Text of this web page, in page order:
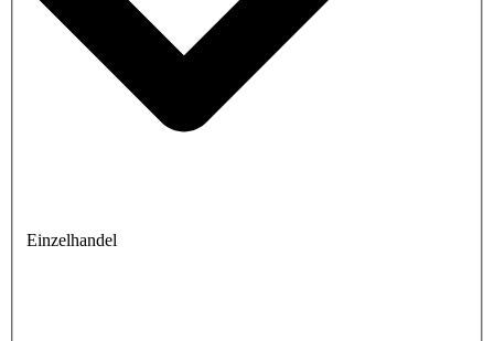
Einzelhandel